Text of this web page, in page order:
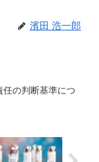
濱田 浩一郎
任の判断基準につ